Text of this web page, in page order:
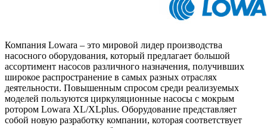
Компания Lowara – это мировой лидер производства
насосного оборудования, который предлагает большой
ассортимент насосов различного назначения, получивших
широкое распространение в самых разных отраслях
деятельности. Повышенным спросом среди реализуемых
моделей пользуются циркуляционные насосы с мокрым
ротором Lowara XL/XLplus. Оборудование представляет
собой новую разработку компании, которая соответствует